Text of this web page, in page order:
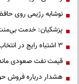
نوشابه رژیمی روی
پزشکیان: خدمت
3 اشتباه رایج در انتخاب رنگ صنعتی که هزینه‌اش را سال‌ها می‌پردازید...
قیمت نفت صعودی
هشدار درباره فروش